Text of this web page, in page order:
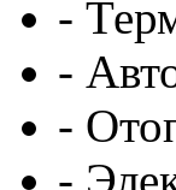
-
-
-
-